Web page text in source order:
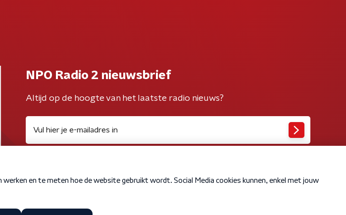
NPO Radio 2 nieuwsbrief
Altijd op de hoogte van het laatste radio nieuws?